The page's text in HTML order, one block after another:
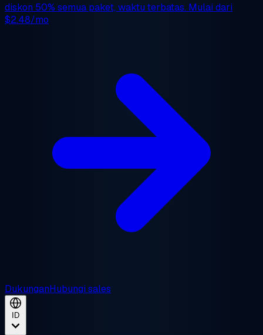
diskon 50% semua paket, waktu terbatas. Mulai dari
$2.48/mo
DukunganHubungi sales
ID